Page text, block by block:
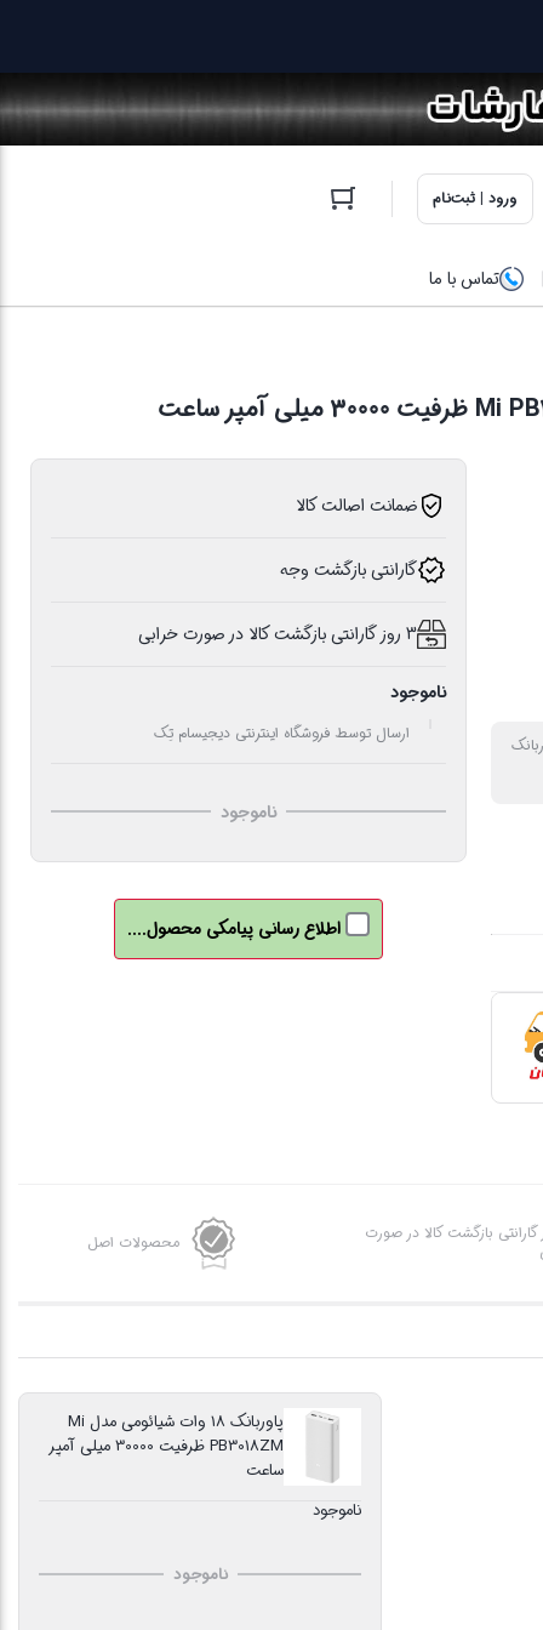
ورود | ثبت‌نام
تماس با ما
ضمانت اصالت کالا
گارانتی بازگشت وجه
3 روز گارانتی بازگشت کالا در صورت خرابی
ناموجود
ارسال توسط فروشگاه اینترنتی دیجیسام تِک
ناموجود
اطلاع رسانی پیامکی محصول....
گارانتی بازگشت کالا در صورت
محصولات اصل
پاوربانک 18 وات شیائومی مدل Mi
PB3018ZM ظرفیت 30000 میلی آمپر
ساعت
ناموجود
ناموجود